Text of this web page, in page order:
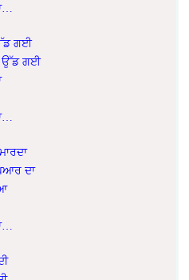
ਉੱਡ ਗਈ
ਉੱਡ ਗਈ
ਦਾ